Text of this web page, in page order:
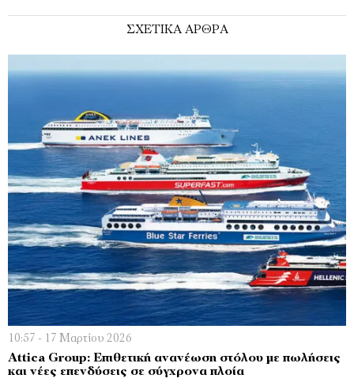
ΣΧΕΤΙΚΑ ΑΡΘΡΑ
10:57 - 17 Μαρτίου 2026
Attica Group: Επιθετική ανανέωση στόλου με πωλήσεις
και νέες επενδύσεις σε σύγχρονα πλοία